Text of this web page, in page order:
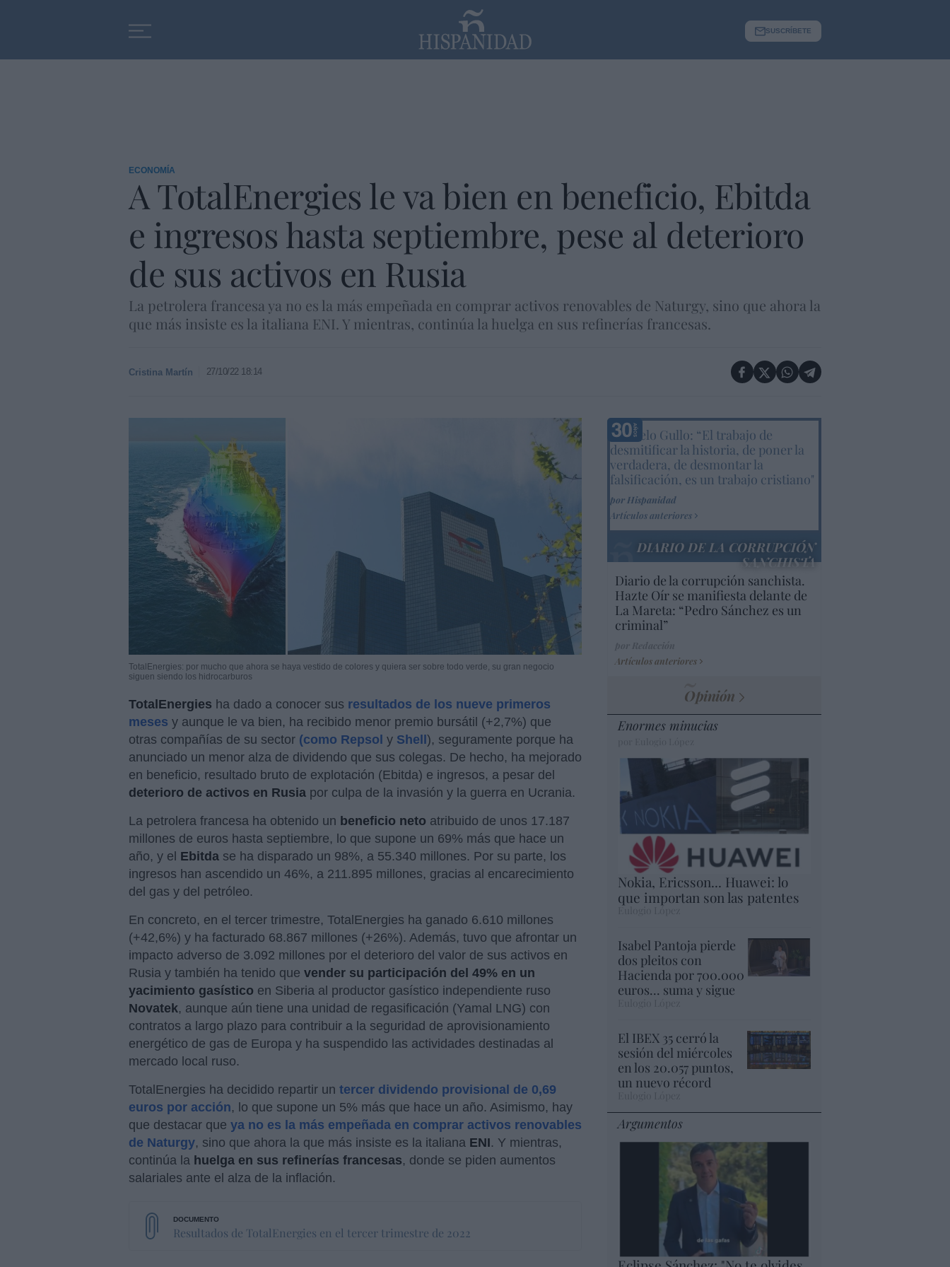
SUSCRÍBETE
ECONOMÍA
A TotalEnergies le va bien en beneficio, Ebitda
e ingresos hasta septiembre, pese al deterioro
de sus activos en Rusia
La petrolera francesa ya no es la más empeñada en comprar activos renovables de Naturgy, sino que ahora la
que más insiste es la italiana ENI. Y mientras, continúa la huelga en sus refinerías francesas.
Cristina Martín 27/10/22 18:14
TotalEnergies: por mucho que ahora se haya vestido de colores y quiera ser sobre todo verde, su gran negocio
siguen siendo los hidrocarburos
TotalEnergies ha dado a conocer sus resultados de los nueve primeros
meses y aunque le va bien, ha recibido menor premio bursátil (+2,7%) que
otras compañías de su sector (como Repsol y Shell ), seguramente porque ha
anunciado un menor alza de dividendo que sus colegas. De hecho, ha mejorado
en beneficio, resultado bruto de explotación (Ebitda) e ingresos, a pesar del
deterioro de activos en Rusia por culpa de la invasión y la guerra en Ucrania.
La petrolera francesa ha obtenido un beneficio neto atribuido de unos 17.187
millones de euros hasta septiembre, lo que supone un 69% más que hace un
año, y el Ebitda se ha disparado un 98%, a 55.340 millones. Por su parte, los
ingresos han ascendido un 46%, a 211.895 millones, gracias al encarecimiento
del gas y del petróleo.
En concreto, en el tercer trimestre, TotalEnergies ha ganado 6.610 millones
(+42,6%) y ha facturado 68.867 millones (+26%). Además, tuvo que afrontar un
impacto adverso de 3.092 millones por el deterioro del valor de sus activos en
Rusia y también ha tenido que vender su participación del 49% en un
yacimiento gasístico en Siberia al productor gasístico independiente ruso
Novatek, aunque aún tiene una unidad de regasificación (Yamal LNG) con
contratos a largo plazo para contribuir a la seguridad de aprovisionamiento
energético de gas de Europa y ha suspendido las actividades destinadas al
mercado local ruso.
TotalEnergies ha decidido repartir un tercer dividendo provisional de 0,69
euros por acción, lo que supone un 5% más que hace un año. Asimismo, hay
que destacar que ya no es la más empeñada en comprar activos renovables
de Naturgy, sino que ahora la que más insiste es la italiana ENI. Y mientras,
continúa la huelga en sus refinerías francesas, donde se piden aumentos
salariales ante el alza de la inflación.
Resultados de TotalEnergies en el tercer trimestre de 2022
Marcelo Gullo: “El trabajo de
desmitificar la historia, de poner la
verdadera, de desmontar la
falsificación, es un trabajo cristiano"
por Hispanidad
Artículos anteriores
DIARIO DE LA CORRUPCIÓN
SANCHISTA
Diario de la corrupción sanchista.
Hazte Oír se manifiesta delante de
La Mareta: “Pedro Sánchez es un
criminal”
Artículos anteriores
Opinión
Enormes minucias
Nokia, Ericsson... Huawei: lo
que importan son las patentes
Eulogio López
Isabel Pantoja pierde
dos pleitos con
Hacienda por 700.000
euros... suma y sigue
El IBEX 35 cerró la
sesión del miércoles
en los 20.057 puntos,
un nuevo récord
Argumentos